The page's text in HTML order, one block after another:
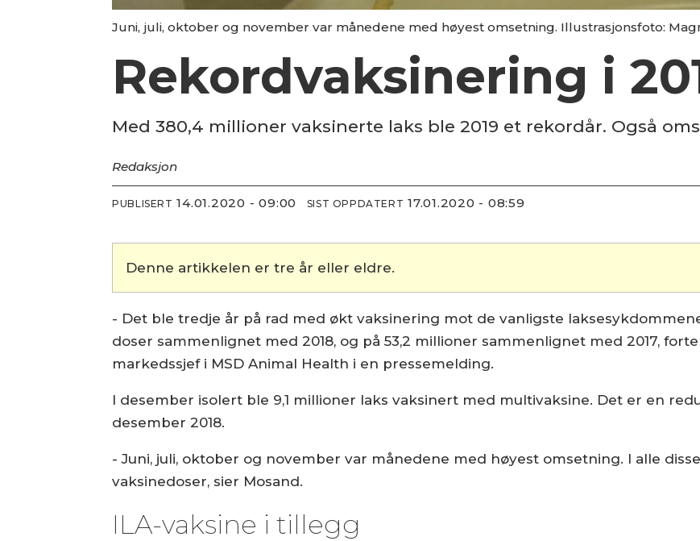
Juni, juli, oktober og november var månedene med høyest omsetning. Illustrasjonsfoto:
Rekordvaksinering i
Med 380,4 millioner vaksinerte laks ble 2019 et rekordår. Også
Redaksjon
PUBLISERT 14.01.2020 - 09:00 SIST OPPDATERT 17.01.2020 - 08:59
Denne artikkelen er tre år eller eldre.
- Det ble tredje år på rad med økt vaksinering mot de vanligste
doser sammenlignet med 2018, og på 53,2 millioner sammenlignet med 2017,
markedssjef i MSD Animal Health i en pressemelding.
I desember isolert ble 9,1 millioner laks vaksinert med multivaksine. Det er en
desember 2018.
- Juni, juli, oktober og november var månedene med høyest omsetning. I alle
vaksinedoser, sier Mosand.
ILA-vaksine i tillegg